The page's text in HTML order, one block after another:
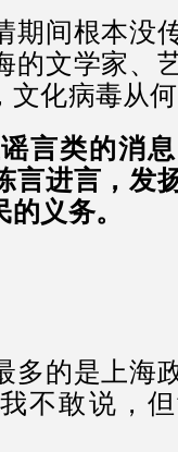
期间根本没
的文学家、
文化病毒从
言类的消
言进言，发
义务。
多的是上海
不敢说，但